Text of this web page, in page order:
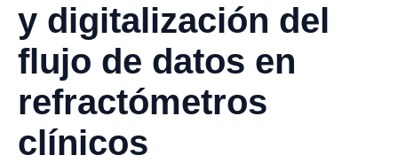
y digitalización del
flujo de datos en
refractómetros
clínicos